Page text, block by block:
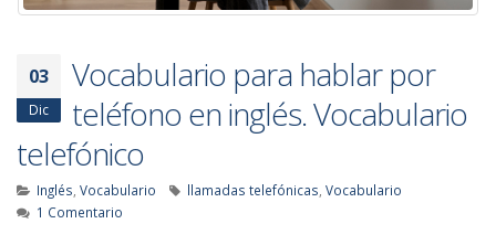
03
Dic
Vocabulario para hablar por
teléfono en inglés. Vocabulario
telefónico
Inglés Vocabulario llamadas telefónicas ,Vocabulario
1 Comentario